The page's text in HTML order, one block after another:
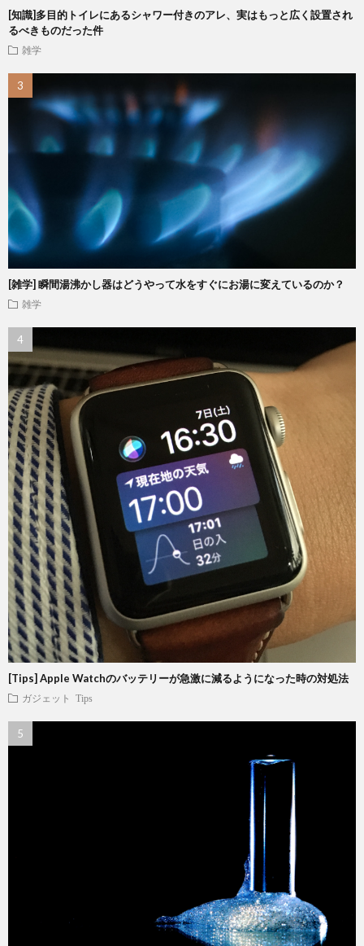
[知識]多目的トイレにあるシャワー付きのアレ、実はもっと広く設置され
るべきものだった件
雑学
[雑学] 瞬間湯沸かし器はどうやって水をすぐにお湯に変えているのか？
雑学
[Tips] Apple Watchのバッテリーが急激に減るようになった時の対処法
ガジェット Tips